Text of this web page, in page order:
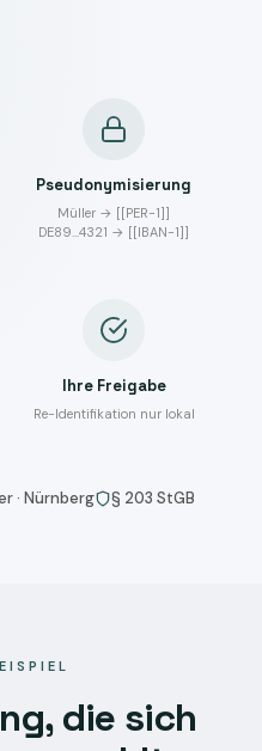
Pseudonymisierung
Müller → [[PER-1]]
DE89…4321 → [[IBAN-1]]
Ihre Freigabe
Re-Identifikation nur lokal
· Nürnberg § 203 StGB
die sich